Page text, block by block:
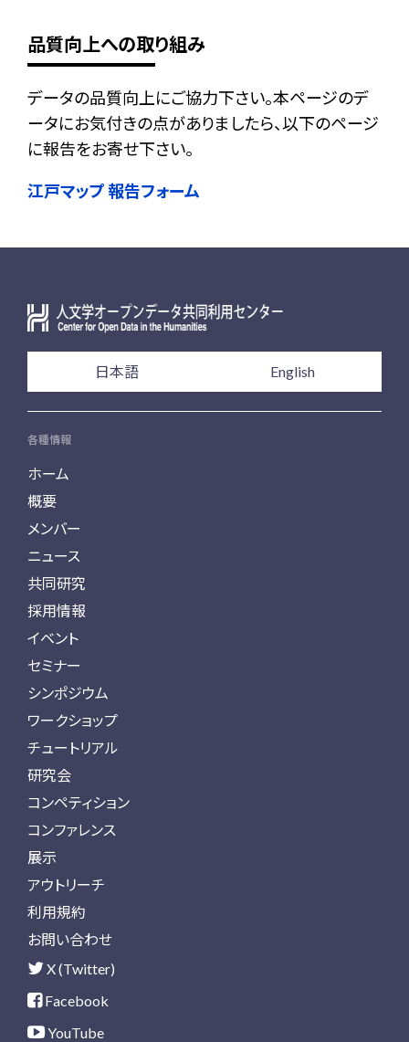
品質向上への取り組み
データの品質向上にご協力下さい。本ページのデ
ータにお気付きの点がありましたら、以下のページ
に報告をお寄せ下さい。
江戸マップ 報告フォーム
日本語 English
各種情報
ホーム
概要
メンバー
ニュース
共同研究
採用情報
イベント
セミナー
シンポジウム
ワークショップ
チュートリアル
研究会
コンペティション
コンファレンス
展示
アウトリーチ
利用規約
お問い合わせ
X (Twitter)
Facebook
YouTube